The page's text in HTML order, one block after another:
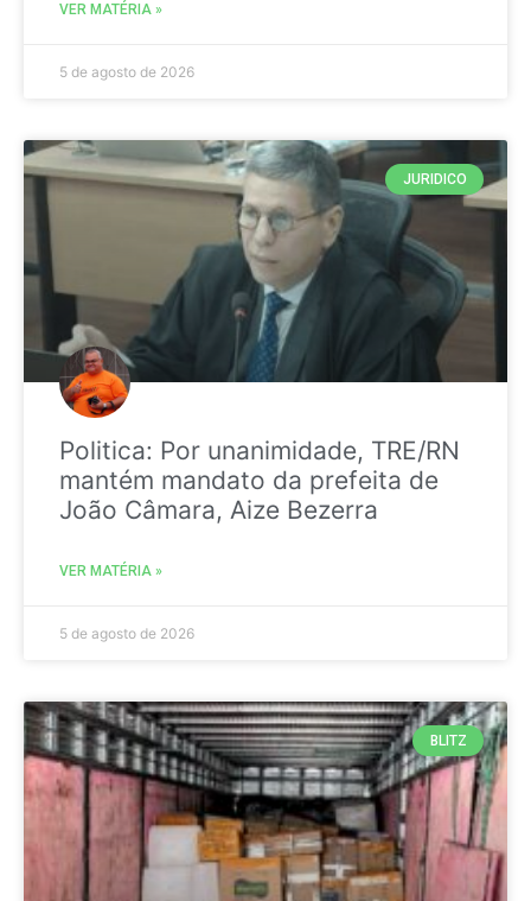
VER MATÉRIA »
5 de agosto de 2026
JURIDICO
Politica: Por unanimidade, TRE/RN
mantém mandato da prefeita de
João Câmara, Aize Bezerra
VER MATÉRIA »
5 de agosto de 2026
BLITZ